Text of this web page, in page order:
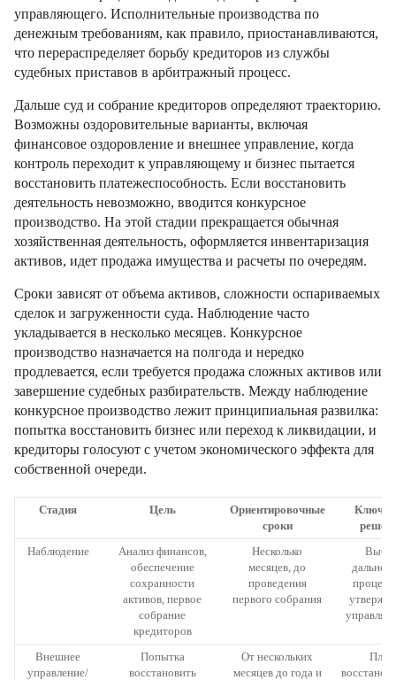
управляющего. Исполнительные производства по
денежным требованиям, как правило, приостанавливаются,
что перераспределяет борьбу кредиторов из службы
судебных приставов в арбитражный процесс.
Дальше суд и собрание кредиторов определяют траекторию.
Возможны оздоровительные варианты, включая
финансовое оздоровление и внешнее управление, когда
контроль переходит к управляющему и бизнес пытается
восстановить платежеспособность. Если восстановить
деятельность невозможно, вводится конкурсное
производство. На этой стадии прекращается обычная
хозяйственная деятельность, оформляется инвентаризация
активов, идет продажа имущества и расчеты по очередям.
Сроки зависят от объема активов, сложности оспариваемых
сделок и загруженности суда. Наблюдение часто
укладывается в несколько месяцев. Конкурсное
производство назначается на полгода и нередко
продлевается, если требуется продажа сложных активов или
завершение судебных разбирательств. Между наблюдение
конкурсное производство лежит принципиальная развилка:
попытка восстановить бизнес или переход к ликвидации, и
кредиторы голосуют с учетом экономического эффекта для
собственной очереди.
Стадия Цель
Ориентировочные
сроки
Наблюдение
Анализ финансов,
обеспечение
сохранности
активов, первое
собрание
кредиторов
Несколько
месяцев, до
проведения
первого собрания
Внешнее
управление/
Попытка
восстановить
От нескольких
месяцев до года и
План